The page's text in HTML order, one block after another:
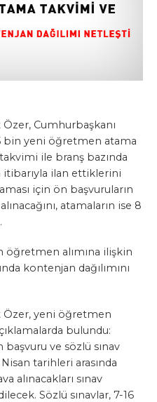
Cumhurbaşkanı
bin yeni öğretmen atama
ile branş bazında
itibarıyla ilan ettiklerini
için ön başvuruların
atamaların ise 8
öğretmen alımına ilişkin
kontenjan dağılımını
Özer, yeni öğretmen
bulundu:
başvuru ve sözlü sınav
tarihleri arasında
alınacakları sınav
Sözlü sınavlar, 7-16